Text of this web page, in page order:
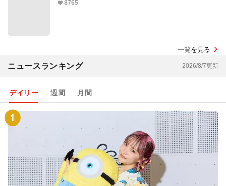
8765
一覧を見る
ニュースランキング 2026/8/7更新
デイリー 週間 月間